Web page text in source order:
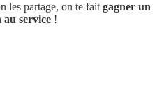
les partage, on te fait gagner un
au service !